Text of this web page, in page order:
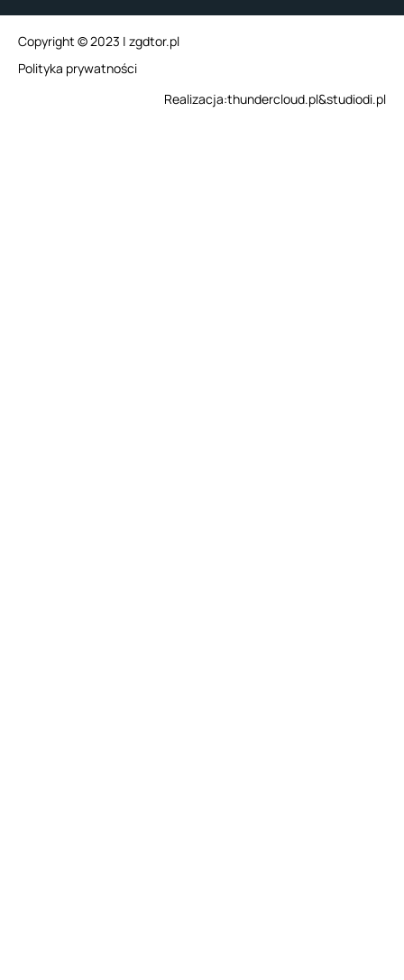
Copyright © 2023 | zgdtor.pl
Polityka prywatności
studiodi.pl
&
thundercloud.pl
Realizacja: